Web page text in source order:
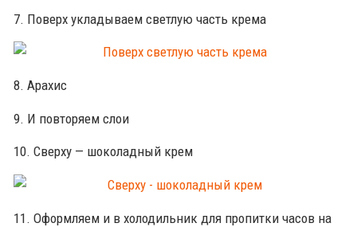
7. Поверх укладываем светлую часть крема
8. Арахис
9. И повторяем слои
10. Сверху — шоколадный крем
11. Оформляем и в холодильник для пропитки часов на